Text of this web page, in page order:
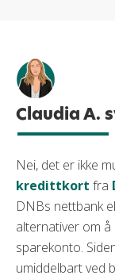
Claudia A.
Nei, det er ikke
kredittkort fra
DNBs nettbank
alternativer om
sparekonto.
umiddelbart ved